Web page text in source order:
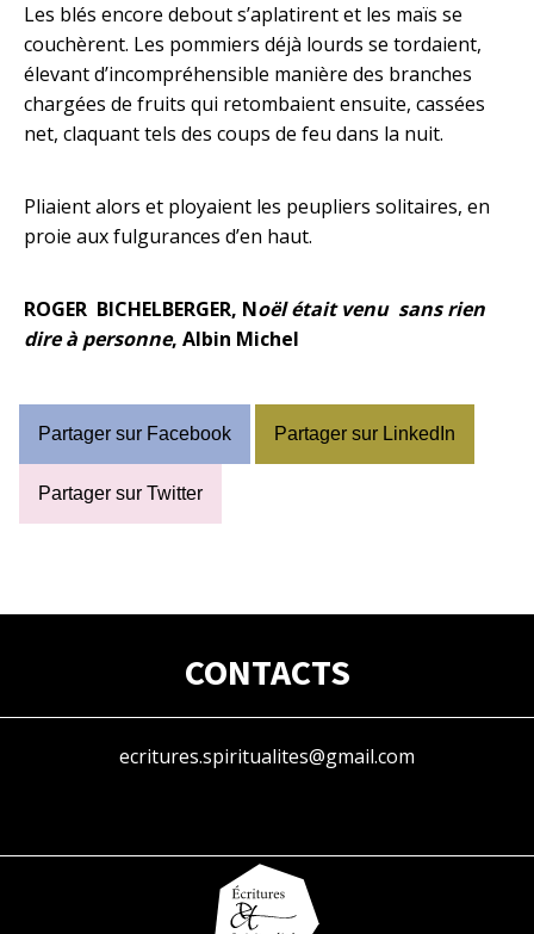
Les blés encore debout s’aplatirent et les maïs se
couchèrent. Les pommiers déjà lourds se tordaient,
élevant d’incompréhensible manière des branches
chargées de fruits qui retombaient ensuite, cassées
net, claquant tels des coups de feu dans la nuit.
Pliaient alors et ployaient les peupliers solitaires, en
proie aux fulgurances d’en haut.
ROGER BICHELBERGER, Noël était venu sans rien
dire à personne, Albin Michel
Partager sur Facebook Partager sur LinkedIn
Partager sur Twitter
CONTACTS
ecritures.spiritualites@gmail.com